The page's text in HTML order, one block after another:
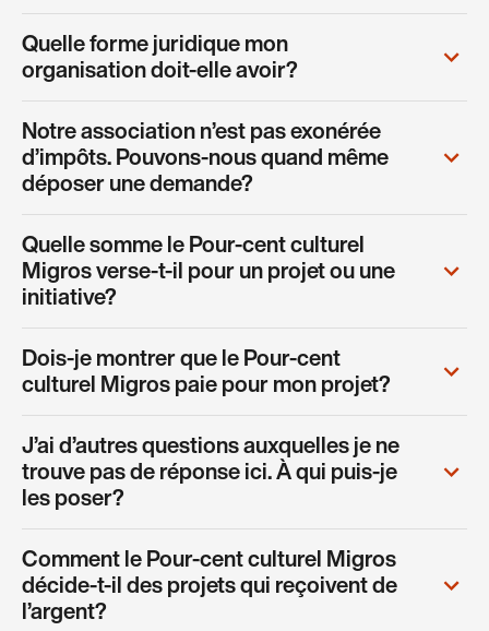
Quelle forme juridique mon
organisation doit-elle avoir?
Notre association n’est pas exonérée
d’impôts. Pouvons-nous quand même
déposer une demande?
Quelle somme le Pour-cent culturel
Migros verse-t-il pour un projet ou une
initiative?
Dois-je montrer que le Pour-cent
culturel Migros paie pour mon projet?
J’ai d’autres questions auxquelles je ne
trouve pas de réponse ici. À qui puis-je
les poser?
Comment le Pour-cent culturel Migros
décide-t-il des projets qui reçoivent de
l’argent?